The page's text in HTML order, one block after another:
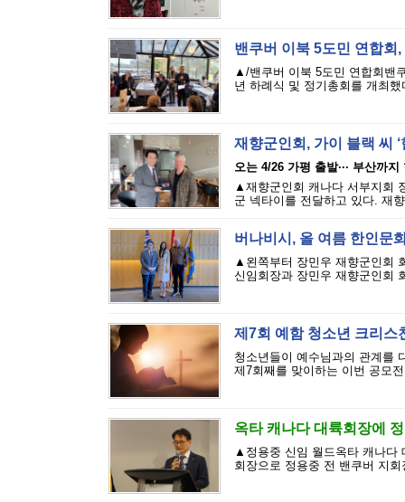
밴쿠버 이북 5도민 연합
▲/밴쿠버 이북 5도민 연합회밴
년 하례식 및 정기총회를 개최
재향군인회, 가이 블랙 씨
오는 4/26 가평 출발··· 부산까
▲재향군인회 캐나다 서부지회
군 넥타이를 전달하고 있다. 재
버나비시, 올 여름 한인문
▲왼쪽부터 장민우 재향군인회
신임회장과 장민우 재향군인회
제7회 예함 청소년 크리스
청소년들이 예수님과의 관계를
제7회째를 맞이하는 이번 공모
옥타 캐나다 대륙회장에
▲정용중 신임 월드옥타 캐나다
회장으로 정용중 전 밴쿠버 지